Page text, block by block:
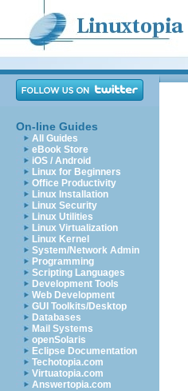
On-line Guides
All Guides
eBook Store
iOS / Android
Linux for Beginners
Office Productivity
Linux Installation
Linux Security
Linux Utilities
Linux Virtualization
Linux Kernel
System/Network Admin
Programming
Scripting Languages
Development Tools
Web Development
GUI Toolkits/Desktop
Databases
Mail Systems
openSolaris
Eclipse Documentation
Techotopia.com
Virtuatopia.com
Answertopia.com